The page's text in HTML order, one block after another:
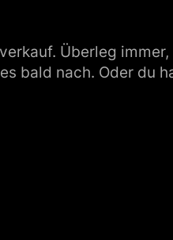
Überleg
bald nach. Oder du